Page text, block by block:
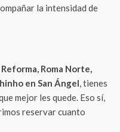
la intensidad de
Roma Norte,
en San Ángel, tienes
mejor les quede. Eso sí,
reservar cuanto